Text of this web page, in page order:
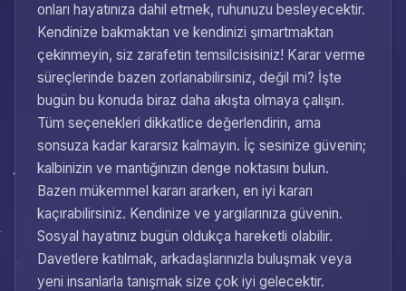
onları hayatınıza dahil etmek, ruhunuzu besleyecektir.
Kendinize bakmaktan ve kendinizi şımartmaktan
çekinmeyin, siz zarafetin temsilcisisiniz! Karar verme
süreçlerinde bazen zorlanabilirsiniz, değil mi? İşte
bugün bu konuda biraz daha akışta olmaya çalışın.
Tüm seçenekleri dikkatlice değerlendirin, ama
sonsuza kadar kararsız kalmayın. İç sesinize güvenin;
kalbinizin ve mantığınızın denge noktasını bulun.
Bazen mükemmel kararı ararken, en iyi kararı
kaçırabilirsiniz. Kendinize ve yargılarınıza güvenin.
Sosyal hayatınız bugün oldukça hareketli olabilir.
Davetlere katılmak, arkadaşlarınızla buluşmak veya
yeni insanlarla tanışmak size çok iyi gelecektir.